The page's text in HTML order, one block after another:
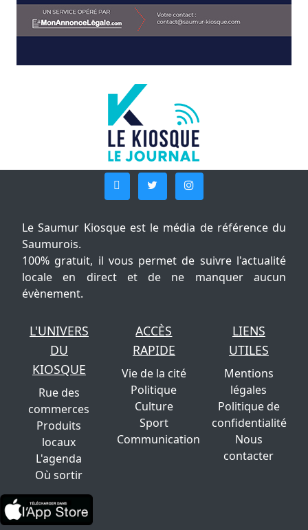
Le Saumur Kiosque est le média de référence du
Saumurois.
100% gratuit, il vous permet de suivre l'actualité
locale en direct et de ne manquer aucun
évènement.
L'UNIVERS
DU
KIOSQUE
Rue des
commerces
Produits
locaux
L'agenda
Où sortir
ACCÈS
RAPIDE
Vie de la cité
Politique
Culture
Sport
Communication
LIENS
UTILES
Mentions
légales
Politique de
confidentialité
Nous
contacter